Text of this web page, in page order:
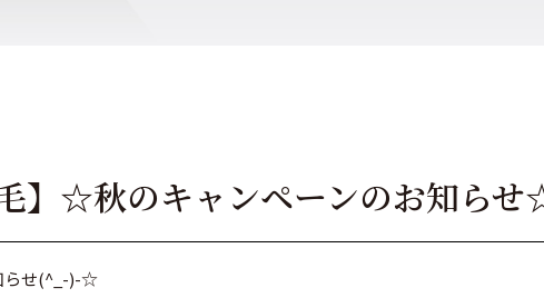
毛】☆秋のキャンペーンのお知ら
らせ(^_-)-☆